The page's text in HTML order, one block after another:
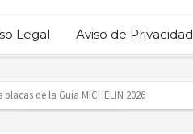
Legal Aviso de Privacidad
en Cabo San Lucas